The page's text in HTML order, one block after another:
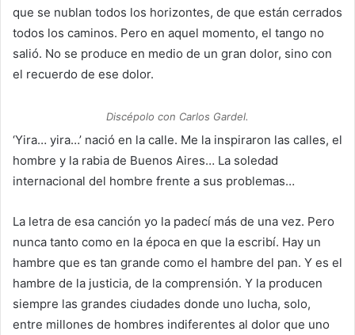
que se nublan todos los horizontes, de que están cerrados
todos los caminos. Pero en aquel momento, el tango no
salió. No se produce en medio de un gran dolor, sino con
el recuerdo de ese dolor.
Discépolo con Carlos Gardel.
‘Yira… yira…’ nació en la calle. Me la inspiraron las calles, el
hombre y la rabia de Buenos Aires… La soledad
internacional del hombre frente a sus problemas…
La letra de esa canción yo la padecí más de una vez. Pero
nunca tanto como en la época en que la escribí. Hay un
hambre que es tan grande como el hambre del pan. Y es el
hambre de la justicia, de la comprensión. Y la producen
siempre las grandes ciudades donde uno lucha, solo,
entre millones de hombres indiferentes al dolor que uno